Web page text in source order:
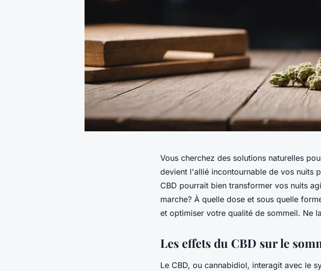
Vous cherchez des solutions naturelles
devient l'allié incontournable de vos nuits
CBD pourrait bien transformer vos nuits
marche? À quelle dose et sous quelle
et optimiser votre qualité de sommeil. Ne
Les effets du CBD sur le
Le CBD, ou cannabidiol, interagit avec le